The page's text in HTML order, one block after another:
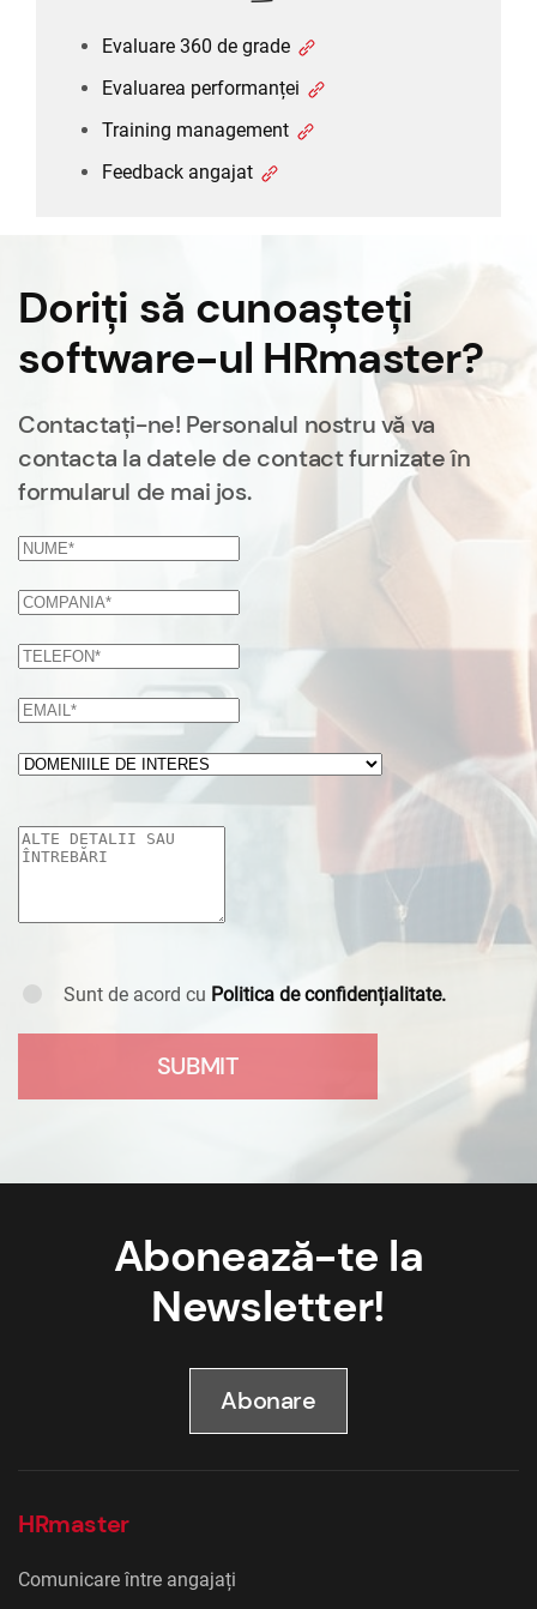
Evaluare 360 de grade
Evaluarea performanței
Training management
Feedback angajat
Doriți să cunoașteți
software-ul HRmaster?
Contactați-ne! Personalul nostru vă va
contacta la datele de contact furnizate în
formularul de mai jos.
Sunt de acord cu Politica de confidențialitate.
Abonează-te la
Newsletter!
Abonare
HRmaster
Comunicare între angajați